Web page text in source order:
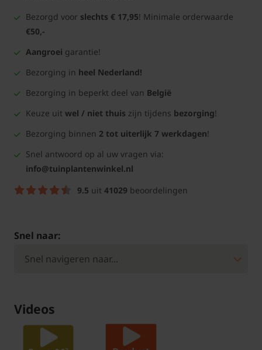
Bezorgd voor slechts € 17,95! Minimale orderwaarde
€50,-
Aangroei garantie!
Bezorging in heel Nederland!
Bezorging in beperkt deel van België
Keuze uit wel / niet thuis zijn tijdens bezorging!
Bezorging binnen 2 tot uiterlijk 7 werkdagen!
Snel antwoord op al uw vragen via:
info@tuinplantenwinkel.nl
9.5 uit 41029 beoordelingen
Snel naar:
Videos